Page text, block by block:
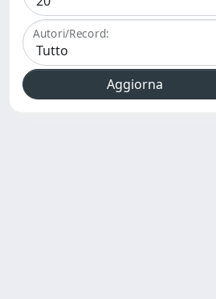
Autori/Record: